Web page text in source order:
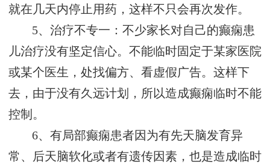
就在几天内停止用药，这样不只会再次发作。
5、治疗不专一：不少家长对自己的癫痫患
儿治疗没有坚定信心。不能临时固定于某家医院
或某个医生，处找偏方、看虚假广告。这样下
去，由于没有久远计划，所以造成癫痫临时不能
控制。
6、有局部癫痫患者因为有先天脑发育异
常、后天脑软化或者有遗传因素，也是造成临时